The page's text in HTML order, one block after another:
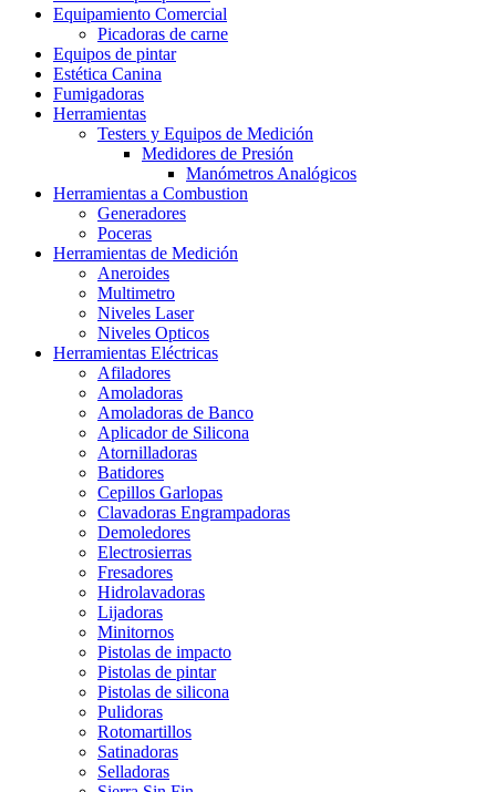
Equipamiento Comercial
Picadoras de carne
Equipos de pintar
Estética Canina
Fumigadoras
Herramientas
Testers y Equipos de Medición
Medidores de Presión
Manómetros Analógicos
Herramientas a Combustion
Generadores
Poceras
Herramientas de Medición
Aneroides
Multimetro
Niveles Laser
Niveles Opticos
Herramientas Eléctricas
Afiladores
Amoladoras
Amoladoras de Banco
Aplicador de Silicona
Atornilladoras
Batidores
Cepillos Garlopas
Clavadoras Engrampadoras
Demoledores
Electrosierras
Fresadores
Hidrolavadoras
Lijadoras
Minitornos
Pistolas de impacto
Pistolas de pintar
Pistolas de silicona
Pulidoras
Rotomartillos
Satinadoras
Selladoras